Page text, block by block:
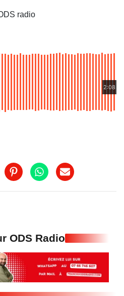
radio
2:08
ODS Radio